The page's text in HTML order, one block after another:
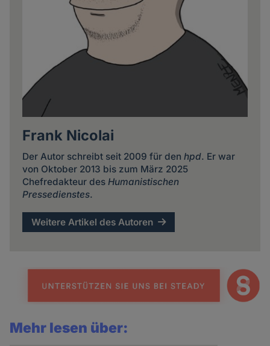
Frank Nicolai
Der Autor schreibt seit 2009 für den hpd. Er war
von Oktober 2013 bis zum März 2025
Chefredakteur des Humanistischen
Pressedienstes.
Weitere Artikel des Autoren
Mehr lesen über: